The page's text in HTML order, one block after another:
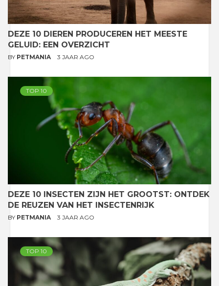
DEZE 10 DIEREN PRODUCEREN HET MEESTE
GELUID: EEN OVERZICHT
BY PETMANIA 3 JAAR AGO
TOP 10
DEZE 10 INSECTEN ZIJN HET GROOTST: ONTDEK
DE REUZEN VAN HET INSECTENRIJK
BY PETMANIA 3 JAAR AGO
TOP 10